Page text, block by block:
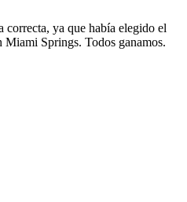
ya que había elegido el
Miami Springs. Todos ganamos.